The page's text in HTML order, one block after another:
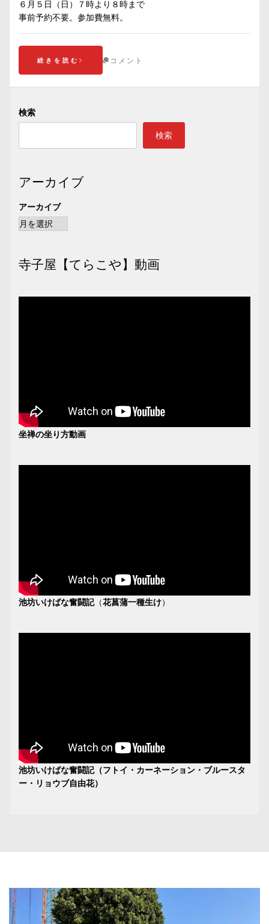
６月５日（日）７時より８時まで
事前予約不要。参加費無料。
続きを読む コメント
検索
検索
アーカイブ
アーカイブ
寺子屋【てらこや】動画
坐禅の坐り方動画
池坊いけばな奮闘記（花菖蒲一種生け）
池坊いけばな奮闘記（フトイ・カーネーション・ブルースタ
ー・リョウブ自由花）